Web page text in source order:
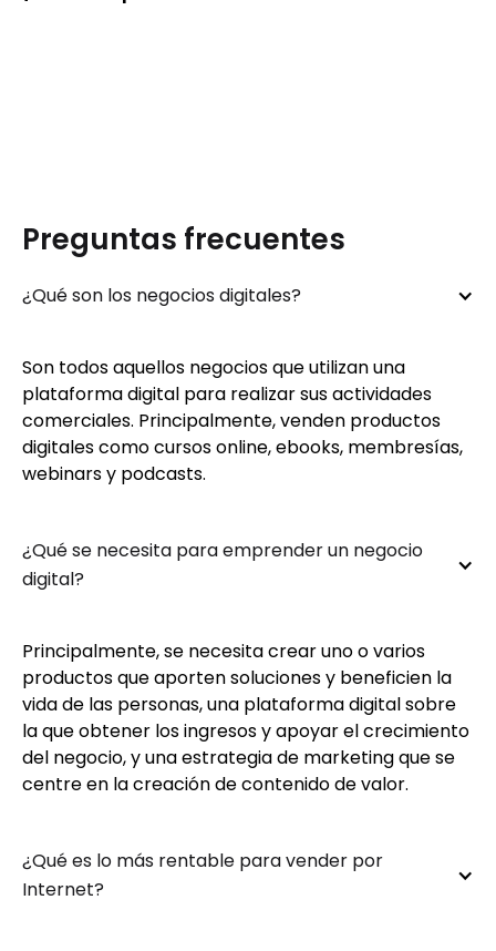
Preguntas frecuentes
¿Qué son los negocios digitales?
Son todos aquellos negocios que utilizan una
plataforma digital para realizar sus actividades
comerciales. Principalmente, venden productos
digitales como cursos online, ebooks, membresías,
webinars y podcasts.
¿Qué se necesita para emprender un negocio
digital?
Principalmente, se necesita crear uno o varios
productos que aporten soluciones y beneficien la
vida de las personas, una plataforma digital sobre
la que obtener los ingresos y apoyar el crecimiento
del negocio, y una estrategia de marketing que se
centre en la creación de contenido de valor.
¿Qué es lo más rentable para vender por
Internet?